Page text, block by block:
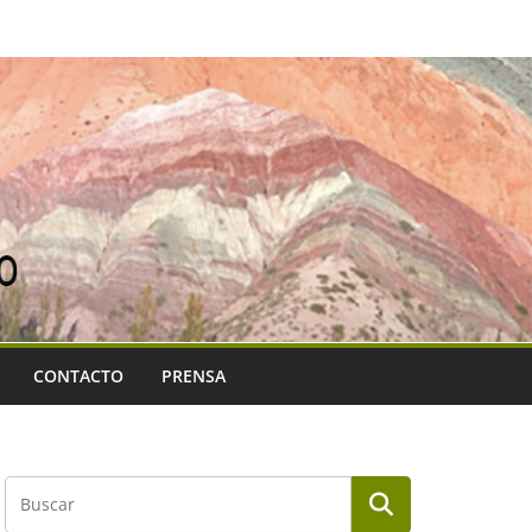
CONTACTO PRENSA